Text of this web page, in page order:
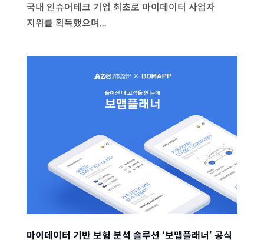
국내 인슈어테크 기업 최초로 마이데이터 사업자
지위를 획득했으며...
마이데이터 기반 보험 분석 솔루션 ‘보맵플래너’ 공식